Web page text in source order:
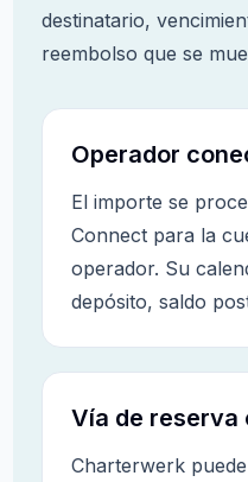
destinatario,
reembolso que se
Operador
El importe se
Connect para la
operador. Su
depósito, saldo
Vía de reserva
Charterwerk